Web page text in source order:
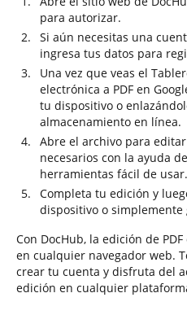
para autorizar.
Si aún necesitas una
ingresa tus datos para
Una vez que veas el
electrónica a PDF en
tu dispositivo o
almacenamiento en línea.
Abre el archivo para
necesarios con la ayuda
herramientas fácil de usar.
Completa tu edición y
dispositivo o
Con DocHub, la edición de
en cualquier navegador web.
crear tu cuenta y disfruta del
edición en cualquier